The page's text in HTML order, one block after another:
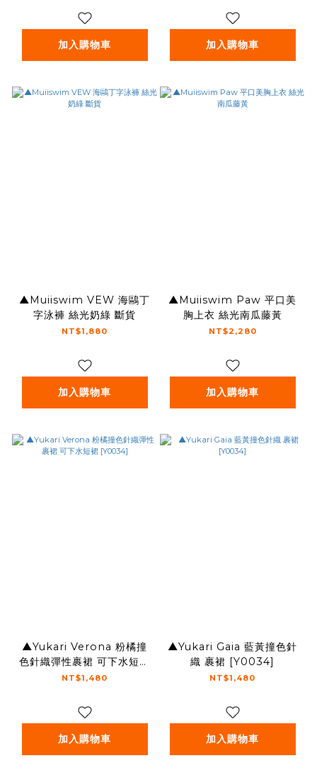
加入購物車 加入購物車
▲Muiiswim VEW 海鷗丁
字泳褲 絲光奶綠 斷貨
NT$1,880
加入購物車
▲Muiiswim Paw 平口美
胸上衣 絲光南瓜藤黃
NT$2,280
加入購物車
▲Yukari Verona 粉橘撞
色針織彈性裹裙 可下水短裙
[Y0034]
NT$1,480
加入購物車
▲Yukari Gaia 藍黃撞色針
織 裹裙 [Y0034]
NT$1,480
加入購物車